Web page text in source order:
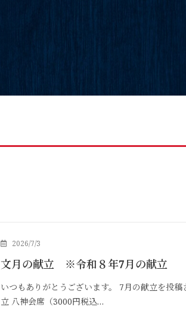
2026/7/3
文月の献立 ※令和８年7月の献立
いつもありがとうございます。 7月の献立を投
立 八神会席（3000円税込…